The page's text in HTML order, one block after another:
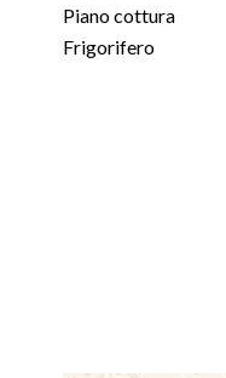
Piano cottura
Frigorifero